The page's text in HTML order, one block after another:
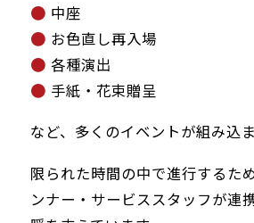
中座
お色直し再入場
各種演出
手紙・花束贈呈
など、多くのイベントが組み込
限られた時間の中で進行するた
ンナー・サービススタッフが連